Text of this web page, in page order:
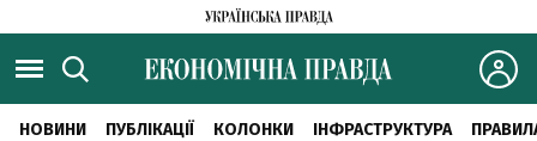
НОВИНИ ПУБЛІКАЦІЇ КОЛОНКИ ІНФРАСТРУКТУРА